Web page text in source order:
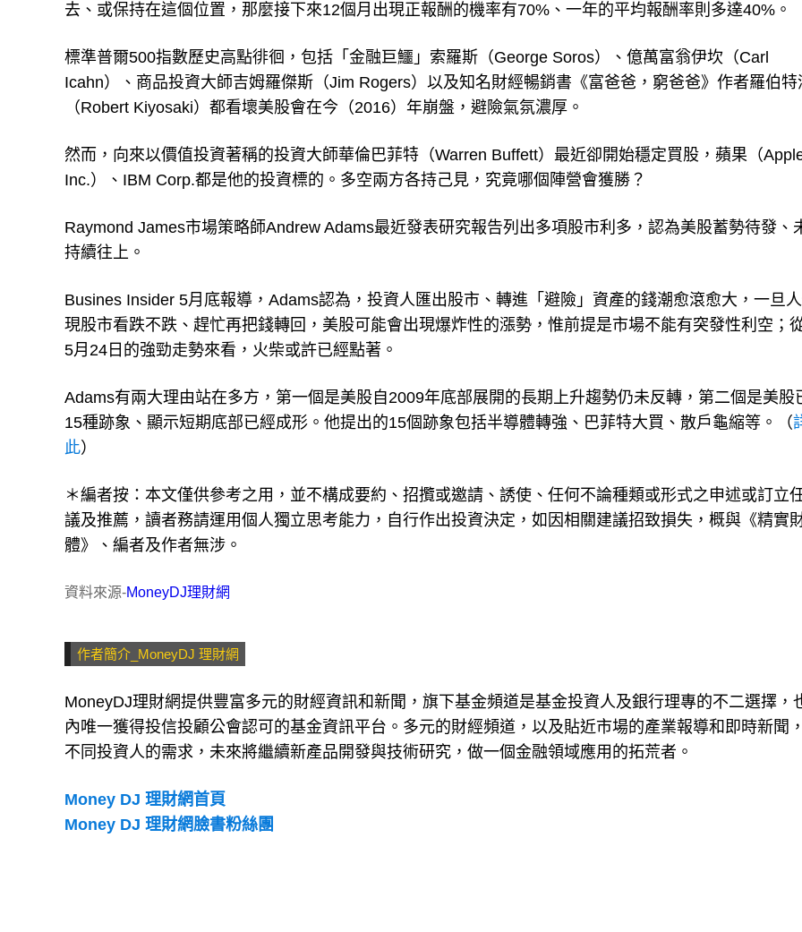
去、或保持在這個位置，那麼接下來12個月出現正報酬的機率有70%、一年的平均報酬率則多達40%。
標準普爾500指數歷史高點徘徊，包括「金融巨鱷」索羅斯（George Soros）、億萬富翁伊坎（Carl
Icahn）、商品投資大師吉姆羅傑斯（Jim Rogers）以及知名財經暢銷書《富爸爸，窮爸爸》作者羅伯特
（Robert Kiyosaki）都看壞美股會在今（2016）年崩盤，避險氣氛濃厚。
然而，向來以價值投資著稱的投資大師華倫巴菲特（Warren Buffett）最近卻開始穩定買股，蘋果（
Inc.）、IBM Corp.都是他的投資標的。多空兩方各持己見，究竟哪個陣營會獲勝？
Raymond James市場策略師Andrew Adams最近發表研究報告列出多項股市利多，認為美股蓄勢待發、
持續往上。
Busines Insider 5月底報導，Adams認為，投資人匯出股市、轉進「避險」資產的錢潮愈滾愈大，一旦
現股市看跌不跌、趕忙再把錢轉回，美股可能會出現爆炸性的漲勢，惟前提是市場不能有突發性利空；
5月24日的強勁走勢來看，火柴或許已經點著。
Adams有兩大理由站在多方，第一個是美股自2009年底部展開的長期上升趨勢仍未反轉，第二個是美股
15種跡象、顯示短期底部已經成形。他提出的15個跡象包括半導體轉強、巴菲特大買、散戶龜縮等。（
此）
＊編者按：本文僅供參考之用，並不構成要約、招攬或邀請、誘使、任何不論種類或形式之申述或訂立
議及推薦，讀者務請運用個人獨立思考能力，自行作出投資決定，如因相關建議招致損失，概與《精實
體》、編者及作者無涉。
資料來源-MoneyDJ理財網
作者簡介_MoneyDJ 理財網
MoneyDJ理財網提供豐富多元的財經資訊和新聞，旗下基金頻道是基金投資人及銀行理專的不二選擇，
內唯一獲得投信投顧公會認可的基金資訊平台。多元的財經頻道，以及貼近市場的產業報導和即時新聞
不同投資人的需求，未來將繼續新產品開發與技術研究，做一個金融領域應用的拓荒者。
Money DJ 理財網首頁
Money DJ 理財網臉書粉絲團